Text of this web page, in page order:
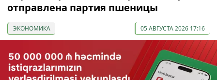
отправлена партия пшеницы
ЭКОНОМИКА 05 АВГУСТА 2026 17:16